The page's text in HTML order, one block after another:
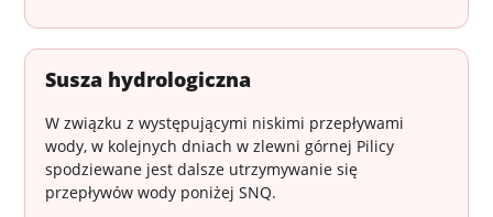
Susza hydrologiczna
W związku z występującymi niskimi przepływami
wody, w kolejnych dniach w zlewni górnej Pilicy
spodziewane jest dalsze utrzymywanie się
przepływów wody poniżej SNQ.